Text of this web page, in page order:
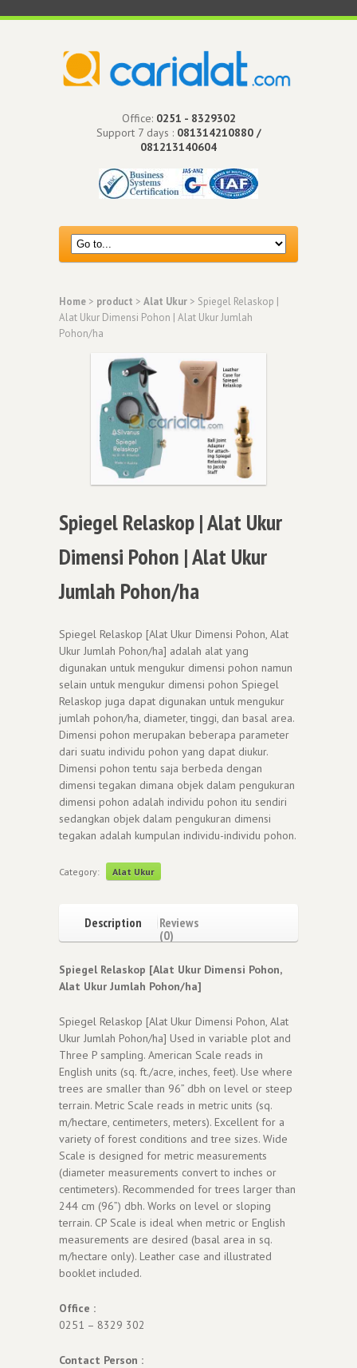
Office: 0251 - 8329302
Support 7 days : 081314210880 /
081213140604
Home > product > Alat Ukur > Spiegel Relaskop |
Alat Ukur Dimensi Pohon | Alat Ukur Jumlah
Pohon/ha
Spiegel Relaskop | Alat Ukur
Dimensi Pohon | Alat Ukur
Jumlah Pohon/ha
Spiegel Relaskop [Alat Ukur Dimensi Pohon, Alat
Ukur Jumlah Pohon/ha] adalah alat yang
digunakan untuk mengukur dimensi pohon namun
selain untuk mengukur dimensi pohon Spiegel
Relaskop juga dapat digunakan untuk mengukur
jumlah pohon/ha, diameter, tinggi, dan basal area.
Dimensi pohon merupakan beberapa parameter
dari suatu individu pohon yang dapat diukur.
Dimensi pohon tentu saja berbeda dengan
dimensi tegakan dimana objek dalam pengukuran
dimensi pohon adalah individu pohon itu sendiri
sedangkan objek dalam pengukuran dimensi
tegakan adalah kumpulan individu-individu pohon.
Category: Alat Ukur
Description
Reviews
(0)
Spiegel Relaskop [Alat Ukur Dimensi Pohon,
Alat Ukur Jumlah Pohon/ha]
Spiegel Relaskop [Alat Ukur Dimensi Pohon, Alat
Ukur Jumlah Pohon/ha] Used in variable plot and
Three P sampling. American Scale reads in
English units (sq. ft./acre, inches, feet). Use where
trees are smaller than 96” dbh on level or steep
terrain. Metric Scale reads in metric units (sq.
m/hectare, centimeters, meters). Excellent for a
variety of forest conditions and tree sizes. Wide
Scale is designed for metric measurements
(diameter measurements convert to inches or
centimeters). Recommended for trees larger than
244 cm (96”) dbh. Works on level or sloping
terrain. CP Scale is ideal when metric or English
measurements are desired (basal area in sq.
m/hectare only). Leather case and illustrated
booklet included.
Office :
0251 – 8329 302
Contact Person :